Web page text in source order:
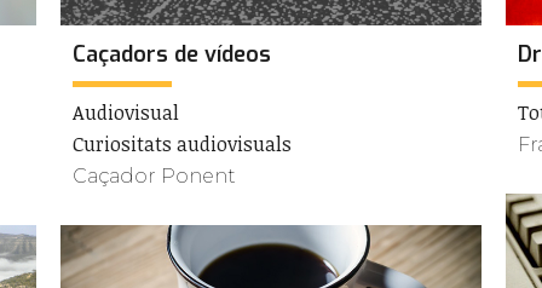
Caçadors de vídeos
Audiovisual
Curiositats audiovisuals
Caçador Ponent